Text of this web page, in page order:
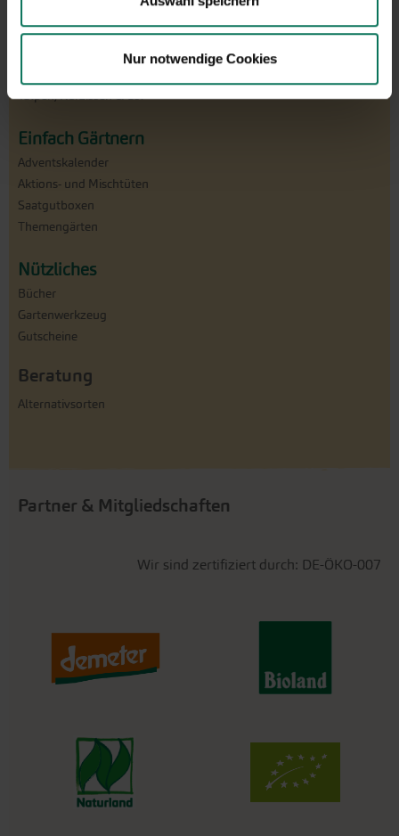
Nur notwendige Cookies
Dahlien, Gladiolen & Co.
Tulpen, Narzissen & Co.
Einfach Gärtnern
Adventskalender
Aktions- und Mischtüten
Saatgutboxen
Themengärten
Nützliches
Bücher
Gartenwerkzeug
Gutscheine
Beratung
Alternativsorten
Partner & Mitgliedschaften
Wir sind zertifiziert durch: DE-ÖKO-007